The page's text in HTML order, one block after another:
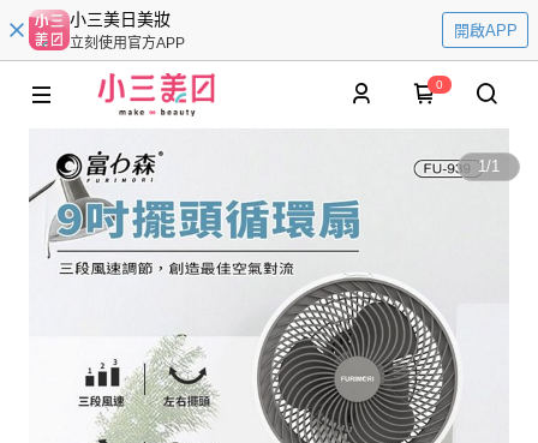
小三美日美妝
立刻使用官方APP
開啟APP
0
1/1